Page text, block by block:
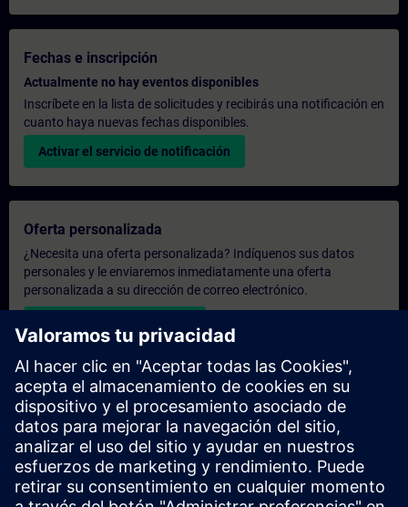
Fechas e inscripción
Actualmente no hay eventos disponibles
Inscríbete en la lista de solicitudes y recibirás una notificación en
cuanto haya nuevas fechas disponibles.
Activar el servicio de notificación
Oferta personalizada
¿Necesita una oferta personalizada? Indíquenos sus datos
personales y le enviaremos inmediatamente una oferta
personalizada a su dirección de correo electrónico.
Enviar una oferta personal
Solicitar presupuesto exclusivo
¿Necesita una formación más especializada y busca un
presupuesto para una formación exclusiva, ya sea presencial,
virtual o en un centro de formación SITRAIN? Tras facilitarnos
sus datos personales y sus necesidades formativas, le
enviaremos un presupuesto personalizado.